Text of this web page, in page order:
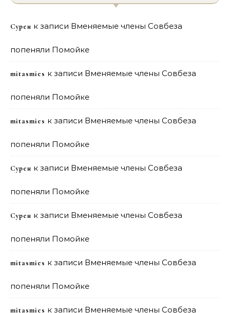
Сурен к записи Вменяемые члены Совбеза
попеняли Помойке
mitasmies к записи Вменяемые члены Совбеза
попеняли Помойке
mitasmies к записи Вменяемые члены Совбеза
попеняли Помойке
Сурен к записи Вменяемые члены Совбеза
попеняли Помойке
Сурен к записи Вменяемые члены Совбеза
попеняли Помойке
mitasmies к записи Вменяемые члены Совбеза
попеняли Помойке
mitasmies к записи Вменяемые члены Совбеза